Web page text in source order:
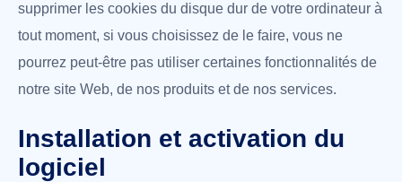
supprimer les cookies du disque dur de votre ordinateur à
tout moment, si vous choisissez de le faire, vous ne
pourrez peut-être pas utiliser certaines fonctionnalités de
notre site Web, de nos produits et de nos services.
Installation et activation du
logiciel